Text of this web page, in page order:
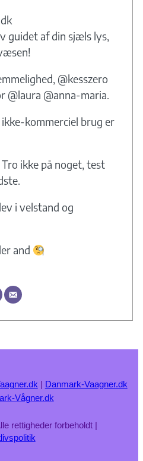
guidet af din sjæls lys,
@kesszero
@laura @anna-maria.
kommerciel brug er
ikke på noget, test
i velstand og
and
| Danmark-Vaagner.dk
Vågner.dk
rettigheder forbeholdt |